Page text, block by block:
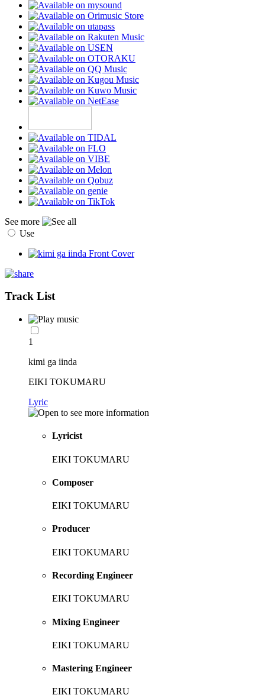
See more
Use
Track List
1
kimi ga iinda
EIKI TOKUMARU
Lyric
Lyricist
EIKI TOKUMARU
Composer
EIKI TOKUMARU
Producer
EIKI TOKUMARU
Recording Engineer
EIKI TOKUMARU
Mixing Engineer
EIKI TOKUMARU
Mastering Engineer
EIKI TOKUMARU